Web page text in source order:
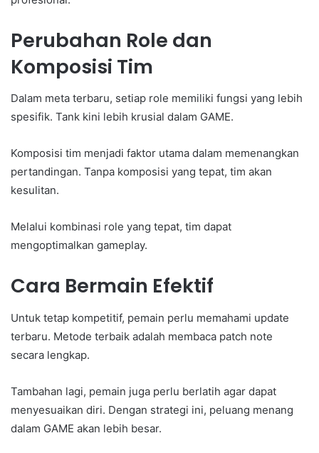
Perubahan Role dan
Komposisi Tim
Dalam meta terbaru, setiap role memiliki fungsi yang lebih
spesifik. Tank kini lebih krusial dalam GAME.
Komposisi tim menjadi faktor utama dalam memenangkan
pertandingan. Tanpa komposisi yang tepat, tim akan
kesulitan.
Melalui kombinasi role yang tepat, tim dapat
mengoptimalkan gameplay.
Cara Bermain Efektif
Untuk tetap kompetitif, pemain perlu memahami update
terbaru. Metode terbaik adalah membaca patch note
secara lengkap.
Tambahan lagi, pemain juga perlu berlatih agar dapat
menyesuaikan diri. Dengan strategi ini, peluang menang
dalam GAME akan lebih besar.